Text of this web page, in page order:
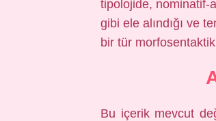
tipolojide, nominatif-
gibi ele alındığı ve
bir tür
Bu içerik mevcut